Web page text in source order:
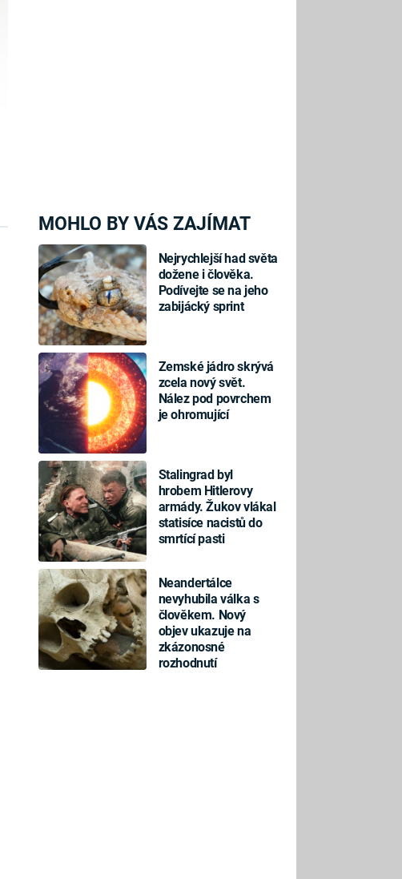
MOHLO BY VÁS ZAJÍMAT
Nejrychlejší had světa
dožene i člověka.
Podívejte se na jeho
zabijácký sprint
Zemské jádro skrývá
zcela nový svět.
Nález pod povrchem
je ohromující
Stalingrad byl
hrobem Hitlerovy
armády. Žukov vlákal
statisíce nacistů do
smrtící pasti
Neandertálce
nevyhubila válka s
člověkem. Nový
objev ukazuje na
zkázonosné
rozhodnutí